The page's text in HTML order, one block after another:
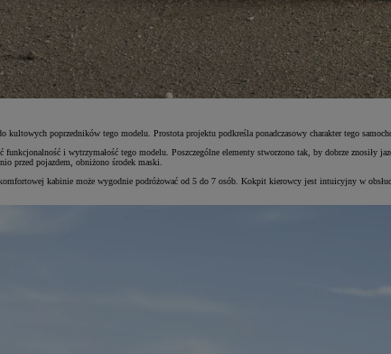
poprzedników tego modelu. Prostota projektu podkreśla ponadczasowy charakter tego
funkcjonalność i wytrzymałość tego modelu. Poszczególne elementy stworzono tak, by dobrze
przed pojazdem, obniżono środek maski.
kabinie może wygodnie podróżować od 5 do 7 osób. Kokpit kierowcy jest intuicyjny w